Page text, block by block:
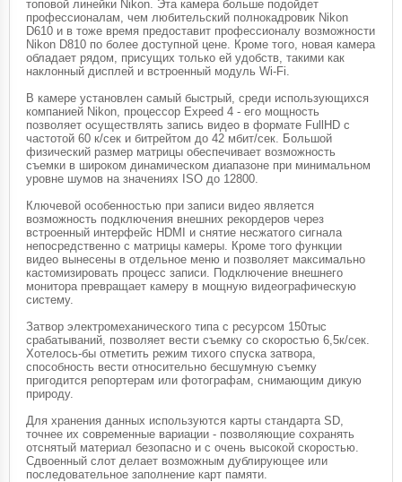
топовой линейки Nikon. Эта камера больше подойдет
профессионалам, чем любительский полнокадровик Nikon
D610 и в тоже время предоставит профессионалу возможности
Nikon D810 по более доступной цене. Кроме того, новая камера
обладает рядом, присущих только ей удобств, такими как
наклонный дисплей и встроенный модуль Wi-Fi.
В камере установлен самый быстрый, среди использующихся
компанией Nikon, процессор Expeed 4 - его мощность
позволяет осуществлять запись видео в формате FullHD с
частотой 60 к/сек и битрейтом до 42 мбит/сек. Большой
физический размер матрицы обеспечивает возможность
съемки в широком динамическом диапазоне при минимальном
уровне шумов на значениях ISO до 12800.
Ключевой особенностью при записи видео является
возможность подключения внешних рекордеров через
встроенный интерфейс HDMI и снятие несжатого сигнала
непосредственно с матрицы камеры. Кроме того функции
видео вынесены в отдельное меню и позволяет максимально
кастомизировать процесс записи. Подключение внешнего
монитора превращает камеру в мощную видеографическую
систему.
Затвор электромеханического типа с ресурсом 150тыс
срабатываний, позволяет вести съемку со скоростью 6,5к/сек.
Хотелось-бы отметить режим тихого спуска затвора,
способность вести относительно бесшумную съемку
пригодится репортерам или фотографам, снимающим дикую
природу.
Для хранения данных используются карты стандарта SD,
точнее их современные вариации - позволяющие сохранять
отснятый материал безопасно и с очень высокой скоростью.
Сдвоенный слот делает возможным дублирующее или
последовательное заполнение карт памяти.